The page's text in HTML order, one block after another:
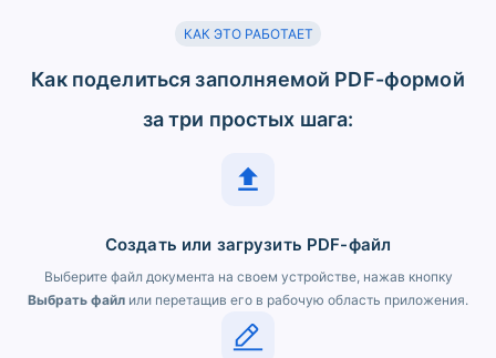
КАК ЭТО РАБОТАЕТ
Как поделиться заполняемой PDF-формой
за три простых шага:
Создать или загрузить PDF-файл
Выберите файл документа на своем устройстве, нажав кнопку
Выбрать файл или перетащив его в рабочую область приложения.